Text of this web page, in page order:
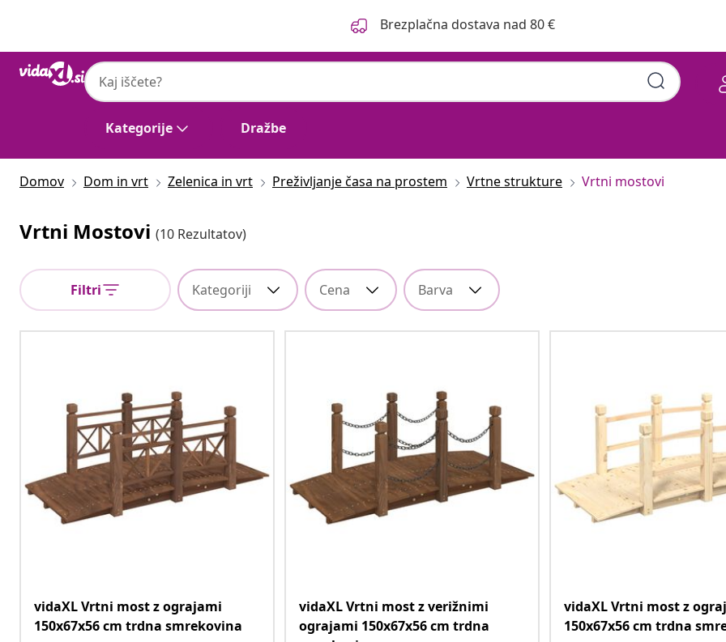
Brezplačna dostava nad 80 €
Kategorije Dražbe
Domov Dom in vrt Zelenica in vrt Preživljanje časa na prostem Vrtne strukture Vrtni mostovi
Vrtni Mostovi (10 Rezultatov)
Filtri Kategoriji Cena Barva
vidaXL Vrtni most z ograjami
150x67x56 cm trdna smrekovina
vidaXL Vrtni most z verižnimi
ograjami 150x67x56 cm trdna
vidaXL Vrtni most z
150x67x56 cm trdna